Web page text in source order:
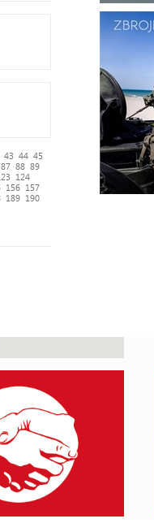
43 44 45
87 88 89
124
156 157
189 190